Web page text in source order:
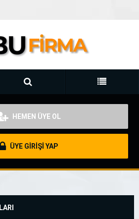
HEMEN ÜYE OL
ÜYE GİRİŞİ YAP